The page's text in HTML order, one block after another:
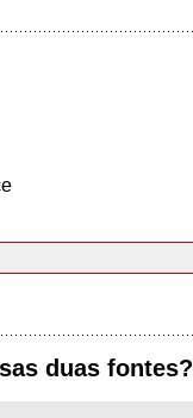
duas fontes?